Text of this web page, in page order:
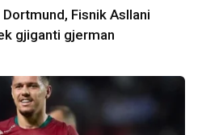
Fisnik Asllani
gjiganti gjerman